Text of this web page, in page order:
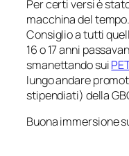
Per certi versi è
macchina del tempo.
Consiglio a tutti
16 o 17 anni
smanettando sui
lungo andare
stipendiati) della
Buona immersione